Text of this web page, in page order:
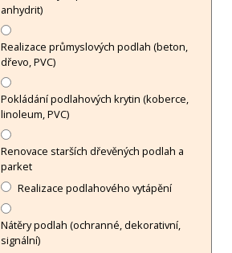
anhydrit)
Realizace průmyslových podlah (beton,
dřevo, PVC)
Pokládání podlahových krytin (koberce,
linoleum, PVC)
Renovace starších dřevěných podlah a
parket
Realizace podlahového vytápění
Nátěry podlah (ochranné, dekorativní,
signální)